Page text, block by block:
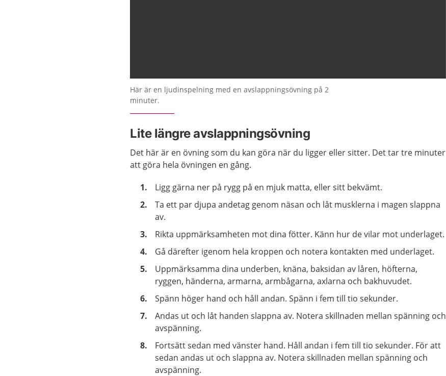
Här är en ljudinspelning med en avslappningsövning på 2
minuter.
Lite längre avslappningsövning
Det här är en övning som du kan göra när du ligger eller sitter. Det tar tre minuter
att göra hela övningen en gång.
Ligg gärna ner på rygg på en mjuk matta, eller sitt bekvämt.
Ta ett par djupa andetag genom näsan och låt musklerna i magen slappna
av.
Rikta uppmärksamheten mot dina fötter. Känn hur de vilar mot underlaget.
Gå därefter igenom hela kroppen och notera kontakten med underlaget.
Uppmärksamma dina underben, knäna, baksidan av låren, höfterna,
ryggen, händerna, armarna, armbågarna, axlarna och bakhuvudet.
Spänn höger hand och håll andan. Spänn i fem till tio sekunder.
Andas ut och låt handen slappna av. Notera skillnaden mellan spänning och
avspänning.
Fortsätt sedan med vänster hand. Håll andan i fem till tio sekunder. För att
sedan andas ut och slappna av. Notera skillnaden mellan spänning och
avspänning.